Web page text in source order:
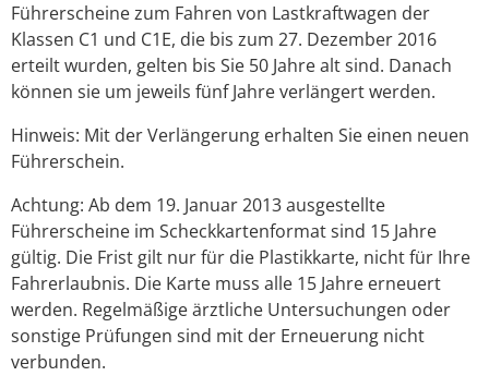
Führerscheine zum Fahren von Lastkraftwagen der
Klassen C1 und C1E, die bis zum 27. Dezember 2016
erteilt wurden, gelten bis Sie 50 Jahre alt sind. Danach
können sie um jeweils fünf Jahre verlängert werden.
Hinweis: Mit der Verlängerung erhalten Sie einen neuen
Führerschein.
Achtung: Ab dem 19. Januar 2013 ausgestellte
Führerscheine im Scheckkartenformat sind 15 Jahre
gültig. Die Frist gilt nur für die Plastikkarte, nicht für Ihre
Fahrerlaubnis. Die Karte muss alle 15 Jahre erneuert
werden. Regelmäßige ärztliche Untersuchungen oder
sonstige Prüfungen sind mit der Erneuerung nicht
verbunden.